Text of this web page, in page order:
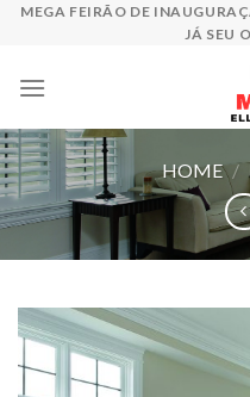
SkipMEGA FEIRÃO DE
JÁ SEU
HOME /